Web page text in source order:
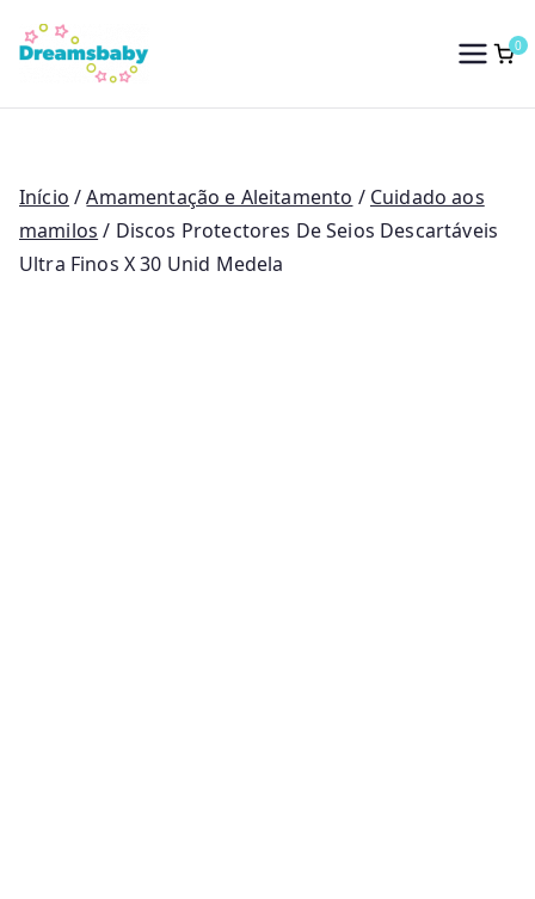
para
conteúdo
Dreams Baby
0
Início /Amamentação e Aleitamento / Cuidado aos
mamilos / Discos Protectores De Seios Descartáveis
Ultra Finos X 30 Unid Medela